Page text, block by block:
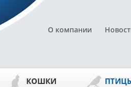
О компании
КОШКИ